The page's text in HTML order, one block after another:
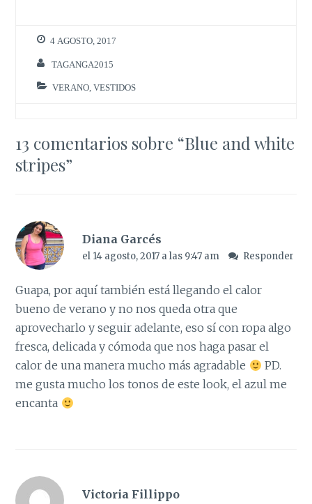
4 AGOSTO, 2017
TAGANGA2015
VERANO ,VESTIDOS
13 comentarios sobre “Blue and white
stripes”
Diana Garcés
el 14 agosto, 2017 a las 9:47 am Responder
Guapa, por aquí también está llegando el calor
bueno de verano y no nos queda otra que
aprovecharlo y seguir adelante, eso sí con ropa algo
fresca, delicada y cómoda que nos haga pasar el
calor de una manera mucho más agradable
PD.
me gusta mucho los tonos de este look, el azul me
encanta
Victoria Fillippo